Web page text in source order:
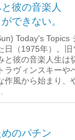
彼の音楽人
できない。
Today's Topics
日（1975年）。
と彼の音楽人生は
ラヴィンスキーや
作風から始まり、
めのパチン